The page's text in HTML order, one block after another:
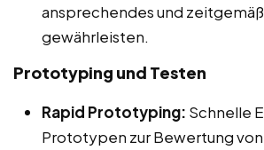
ansprechendes und
gewährleisten.
Prototyping und Testen
Rapid Prototyping: Schnelle
Prototypen zur Bewertung